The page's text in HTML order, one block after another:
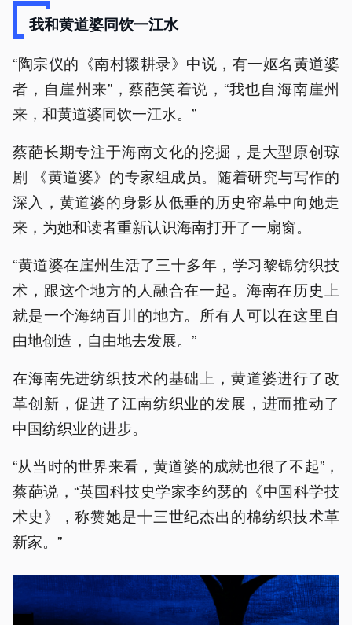
我和黄道婆同饮一江水
“陶宗仪的《南村辍耕录》中说，有一妪名黄道婆
者，自崖州来”，蔡葩笑着说，“我也自海南崖州
来，和黄道婆同饮一江水。”
蔡葩长期专注于海南文化的挖掘，是大型原创琼
剧 《黄道婆》的专家组成员。随着研究与写作的
深入，黄道婆的身影从低垂的历史帘幕中向她走
来，为她和读者重新认识海南打开了一扇窗。
“黄道婆在崖州生活了三十多年，学习黎锦纺织技
术，跟这个地方的人融合在一起。海南在历史上
就是一个海纳百川的地方。所有人可以在这里自
由地创造，自由地去发展。”
在海南先进纺织技术的基础上，黄道婆进行了改
革创新，促进了江南纺织业的发展，进而推动了
中国纺织业的进步。
“从当时的世界来看，黄道婆的成就也很了不起”，
蔡葩说，“英国科技史学家李约瑟的《中国科学技
术史》，称赞她是十三世纪杰出的棉纺织技术革
新家。”